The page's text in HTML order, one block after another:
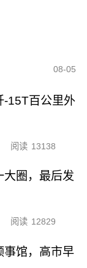
08-05
-15T百公里外
阅读 13138
大圈，最后发
阅读 12829
事馆，高市早